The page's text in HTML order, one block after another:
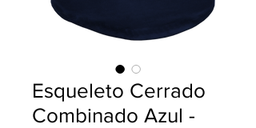
Esqueleto Cerrado
Combinado Azul -